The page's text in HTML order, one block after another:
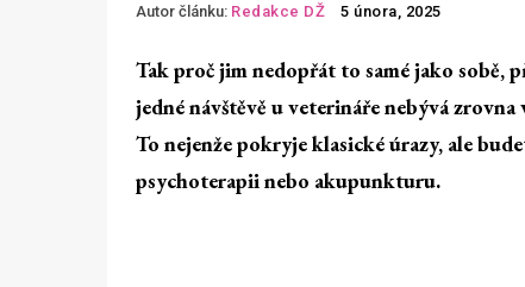
Autor článku: Redakce DŽ 5 února, 2025
Tak proč jim nedopřát to samé jako sobě,
jedné návštěvě u veterináře nebývá
To nejenže pokryje klasické úrazy, ale
psychoterapii nebo akupunkturu.